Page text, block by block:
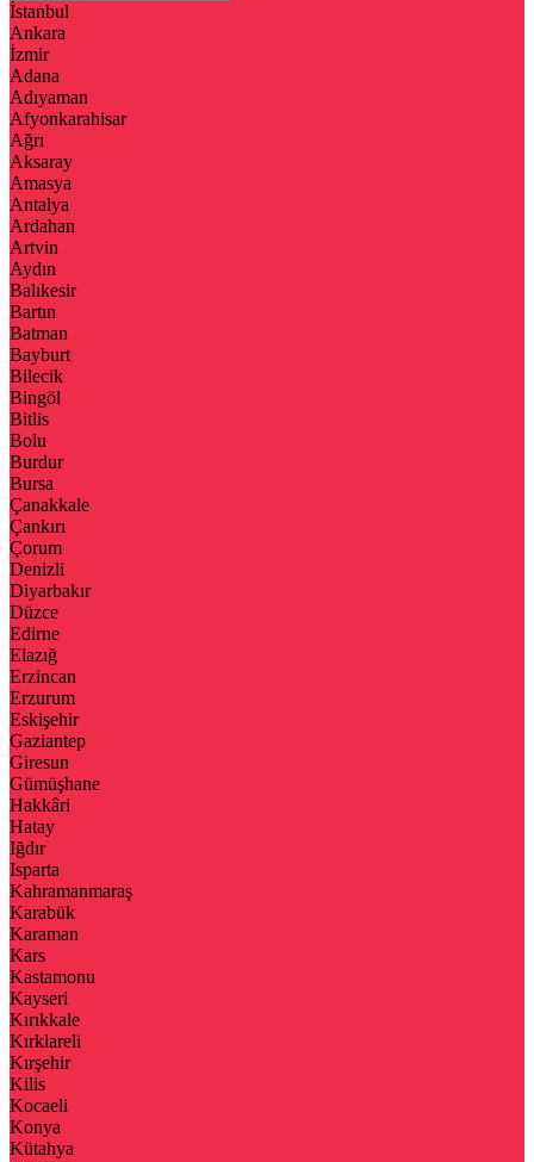
İstanbul
Ankara
İzmir
Adana
Adıyaman
Afyonkarahisar
Ağrı
Aksaray
Amasya
Antalya
Ardahan
Artvin
Aydın
Balıkesir
Bartın
Batman
Bayburt
Bilecik
Bingöl
Bitlis
Bolu
Burdur
Bursa
Çanakkale
Çankırı
Çorum
Denizli
Diyarbakır
Düzce
Edirne
Elazığ
Erzincan
Erzurum
Eskişehir
Gaziantep
Giresun
Gümüşhane
Hakkâri
Hatay
Iğdır
Isparta
Kahramanmaraş
Karabük
Karaman
Kars
Kastamonu
Kayseri
Kırıkkale
Kırklareli
Kırşehir
Kilis
Kocaeli
Konya
Kütahya